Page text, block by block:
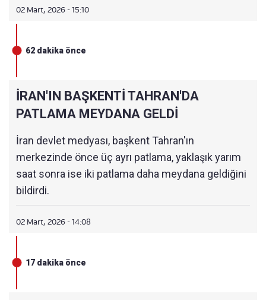
02 Mart, 2026 - 15:10
62 dakika önce
İRAN'IN BAŞKENTİ TAHRAN'DA
PATLAMA MEYDANA GELDİ
İran devlet medyası, başkent Tahran'ın
merkezinde önce üç ayrı patlama, yaklaşık yarım
saat sonra ise iki patlama daha meydana geldiğini
bildirdi.
02 Mart, 2026 - 14:08
17 dakika önce